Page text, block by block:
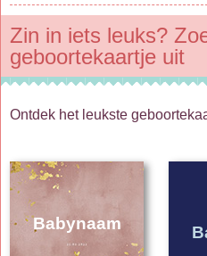
Zin in iets leuks?
geboortekaartje uit
Ontdek het leukste
Babynaam